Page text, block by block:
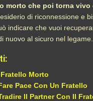
morto che poi torna vivo
di riconnessione e
indicare che vuoi
nuovo al sicuro nel legame.
Morto
Pace Con Un Fratello
Il Partner Con Il